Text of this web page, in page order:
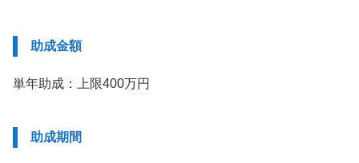
助成金額
単年助成：上限400万円
助成期間